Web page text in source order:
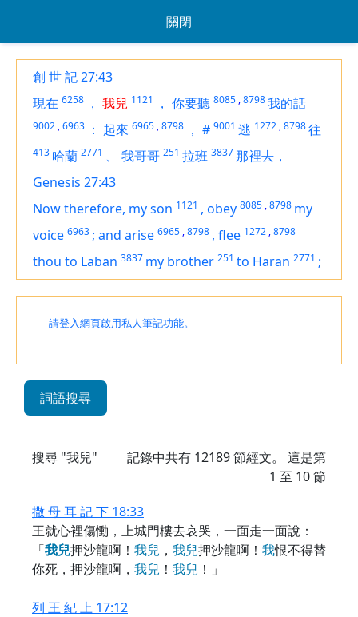
關閉
創 世 記 27:43
現在 6258 ， 我兒 1121 ， 你要聽 8085 ,8798我的話
9002 ,6963 ： 起來 6965 ,8798 ， # 9001 逃 1272 ,8798往
413 哈蘭 2771 、 我哥哥 251 拉班 3837那裡去，
Genesis 27:43
Now therefore, my son 1121 , obey 8085 ,8798 my
voice 6963 ; and arise 6965 ,8798 , flee 1272 ,8798
thou to Laban 3837 my brother 251 to Haran 2771 ;
請登入網頁啟用私人筆記功能。
詞語搜尋
搜尋 "我兒" 記錄中共有 12189節經文。 這是第
1 至 10 節
撒 母 耳 記 下 18:33
王就心裡傷慟，上城門樓去哀哭，一面走一面說：
「我兒押沙龍啊！ 我兒 ， 我兒押沙龍啊！ 我恨不得替
你死，押沙龍啊， 我兒 ！ 我兒 ！」
列 王 紀 上 17:12